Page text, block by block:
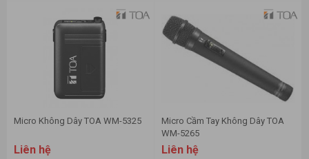
Micro Không Dây TOA WM-5325
Liên hệ
Micro Cầm Tay Không Dây TOA
WM-5265
Liên hệ